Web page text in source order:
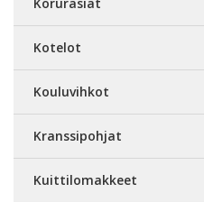
Kotelot
Kouluvihkot
Kranssipohjat
Kuittilomakkeet